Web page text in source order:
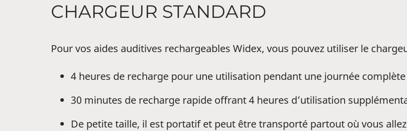
CHARGEUR STANDARD
Pour vos aides auditives rechargeables Widex, vous pouvez utiliser le
4 heures de recharge pour une utilisation pendant une journée complète
30 minutes de recharge rapide offrant 4 heures d’utilisation
De petite taille, il est portatif et peut être transporté partout où vous allez